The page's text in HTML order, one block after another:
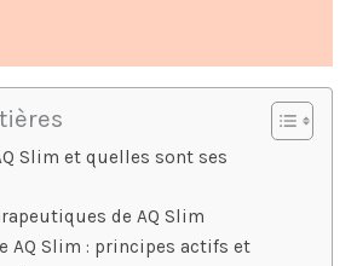
Slim et quelles sont ses
de AQ Slim
AQ Slim : principes actifs et